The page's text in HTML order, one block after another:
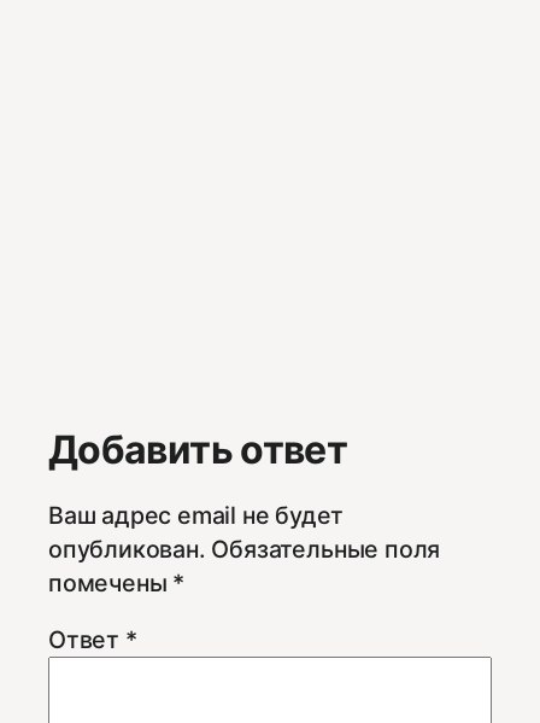
Добавить ответ
Ваш адрес email не будет
опубликован. Обязательные поля
помечены *
Ответ *